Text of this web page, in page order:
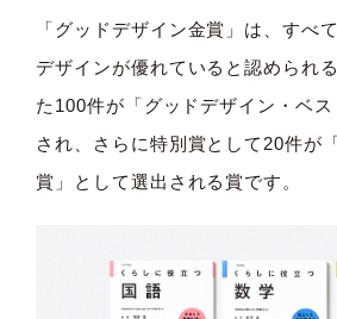
「グッドデザイン金賞」は、すべ
デザインが優れていると認められ
た100件が「グッドデザイン・ベ
され、さらに特別賞として20件が
賞」として選出される賞です。